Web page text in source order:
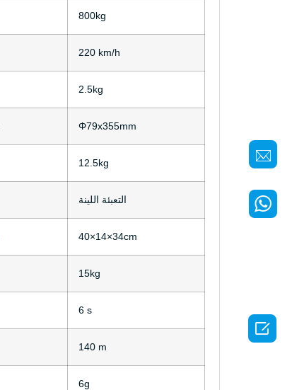
800kg
220 km/h
2.5kg
Φ79x355mm
12.5kg
التعبئة اللينة
40×14×34cm
15kg
6 s
140 m
6g
